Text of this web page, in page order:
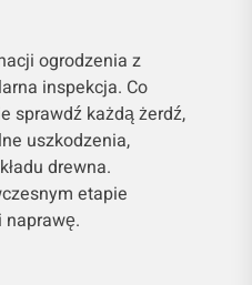
ogrodzenia z
inspekcja. Co
sprawdź każdą żerdź,
uszkodzenia,
drewna.
etapie
naprawę.